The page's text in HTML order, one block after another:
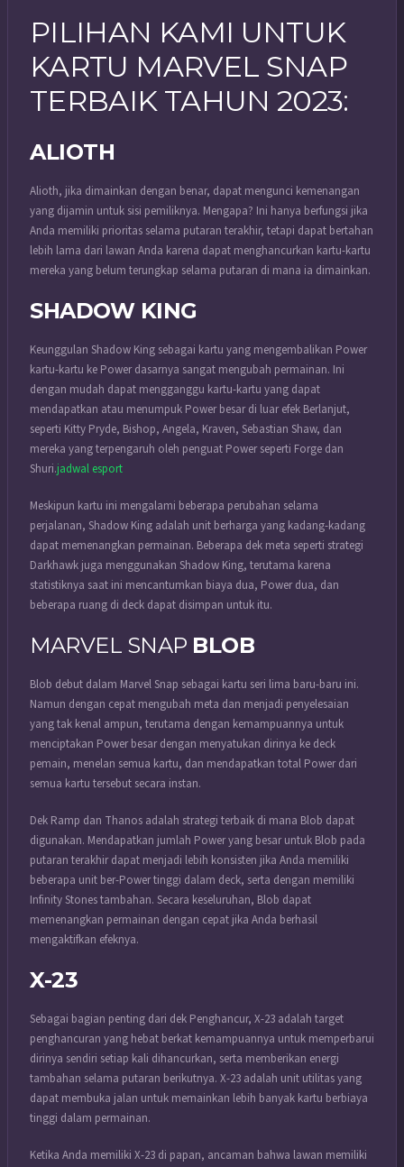
PILIHAN KAMI UNTUK
KARTU MARVEL SNAP
TERBAIK TAHUN 2023:
ALIOTH
Alioth, jika dimainkan dengan benar, dapat mengunci kemenangan
yang dijamin untuk sisi pemiliknya. Mengapa? Ini hanya berfungsi jika
Anda memiliki prioritas selama putaran terakhir, tetapi dapat bertahan
lebih lama dari lawan Anda karena dapat menghancurkan kartu-kartu
mereka yang belum terungkap selama putaran di mana ia dimainkan.
SHADOW KING
Keunggulan Shadow King sebagai kartu yang mengembalikan Power
kartu-kartu ke Power dasarnya sangat mengubah permainan. Ini
dengan mudah dapat mengganggu kartu-kartu yang dapat
mendapatkan atau menumpuk Power besar di luar efek Berlanjut,
seperti Kitty Pryde, Bishop, Angela, Kraven, Sebastian Shaw, dan
mereka yang terpengaruh oleh penguat Power seperti Forge dan
Shuri.jadwal esport
Meskipun kartu ini mengalami beberapa perubahan selama
perjalanan, Shadow King adalah unit berharga yang kadang-kadang
dapat memenangkan permainan. Beberapa dek meta seperti strategi
Darkhawk juga menggunakan Shadow King, terutama karena
statistiknya saat ini mencantumkan biaya dua, Power dua, dan
beberapa ruang di deck dapat disimpan untuk itu.
MARVEL SNAP BLOB
Blob debut dalam Marvel Snap sebagai kartu seri lima baru-baru ini.
Namun dengan cepat mengubah meta dan menjadi penyelesaian
yang tak kenal ampun, terutama dengan kemampuannya untuk
menciptakan Power besar dengan menyatukan dirinya ke deck
pemain, menelan semua kartu, dan mendapatkan total Power dari
semua kartu tersebut secara instan.
Dek Ramp dan Thanos adalah strategi terbaik di mana Blob dapat
digunakan. Mendapatkan jumlah Power yang besar untuk Blob pada
putaran terakhir dapat menjadi lebih konsisten jika Anda memiliki
beberapa unit ber-Power tinggi dalam deck, serta dengan memiliki
Infinity Stones tambahan. Secara keseluruhan, Blob dapat
memenangkan permainan dengan cepat jika Anda berhasil
mengaktifkan efeknya.
X-23
Sebagai bagian penting dari dek Penghancur, X-23 adalah target
penghancuran yang hebat berkat kemampuannya untuk memperbarui
dirinya sendiri setiap kali dihancurkan, serta memberikan energi
tambahan selama putaran berikutnya. X-23 adalah unit utilitas yang
dapat membuka jalan untuk memainkan lebih banyak kartu berbiaya
tinggi dalam permainan.
Ketika Anda memiliki X-23 di papan, ancaman bahwa lawan memiliki